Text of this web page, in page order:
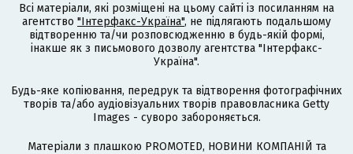
Всі матеріали, які розміщені на цьому сайті із посиланням на
агентство "Інтерфакс-Україна", не підлягають подальшому
відтворенню та/чи розповсюдженню в будь-якій формі,
інакше як з письмового дозволу агентства "Інтерфакс-
Україна".
Будь-яке копіювання, передрук та відтворення фотографічних
творів та/або аудіовізуальних творів правовласника Getty
Images - суворо забороняється.
Матеріали з плашкою PROMOTED, НОВИНИ КОМПАНІЙ та